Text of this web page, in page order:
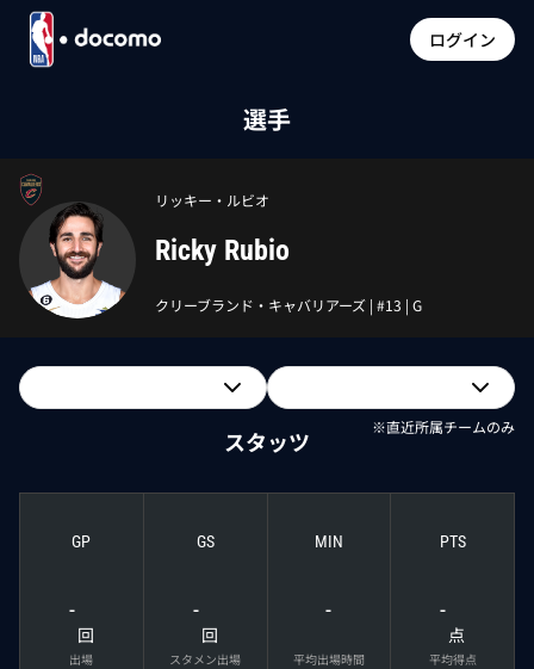
ログイン
選手
リッキー・ルビオ
Ricky Rubio
クリーブランド・キャバリアーズ | #13 | G
スタッツ ※直近所属チームのみ
GP
-
回
出場
GS
-
回
スタメン出場
MIN
-
平均出場時間
PTS
-
点
平均得点